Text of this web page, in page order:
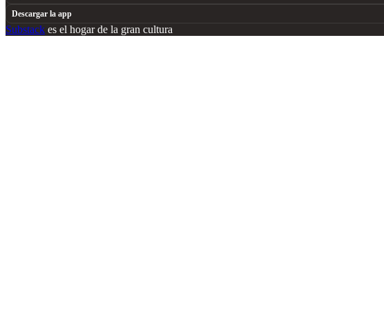
Descargar la app
Substack es el hogar de la gran cultura